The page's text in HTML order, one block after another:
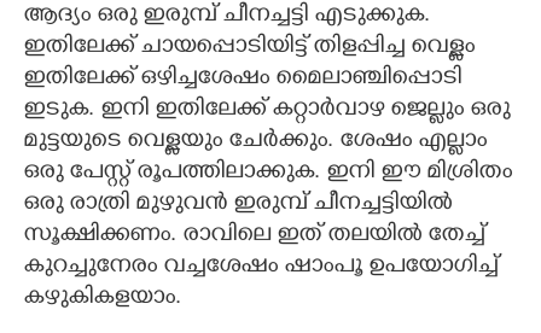
ആദ്യം ഒരു ഇരുമ്പ് ചീനച്ചട്ടി എടുക്കുക.
ഇതിലേക്ക് ചായപ്പൊടിയിട്ട് തിളപ്പിച്ച വെള്ളം
ഇതിലേക്ക് ഒഴിച്ചശേഷം മെെലാഞ്ചിപ്പൊടി
ഇടുക. ഇനി ഇതിലേക്ക് കറ്റാർവാഴ ജെല്ലും ഒരു
മുട്ടയുടെ വെള്ളയും ചേർക്കും. ശേഷം എല്ലാം
ഒരു പേസ്റ്റ് രൂപത്തിലാക്കുക. ഇനി ഈ മിശ്രിതം
ഒരു രാത്രി മുഴുവൻ ഇരുമ്പ് ചീനച്ചട്ടിയിൽ
സൂക്ഷിക്കണം. രാവിലെ ഇത് തലയിൽ തേച്ച്
കുറച്ചുനേരം വച്ചശേഷം ഷാംപൂ ഉപയോഗിച്ച്
കഴുകികളയാം.